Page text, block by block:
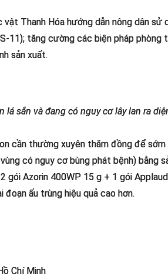
Thanh Hóa hướng dẫn nông dân sử
11); tăng cường các biện pháp phòng
sản xuất.
sắn và đang có nguy cơ lây lan ra
cần thường xuyên thăm đồng để
có nguy cơ bùng phát bệnh) bằng
gói Azorin 400WP 15 g + 1 gói
ấu trùng hiệu quả cao hơn.
Chí Minh